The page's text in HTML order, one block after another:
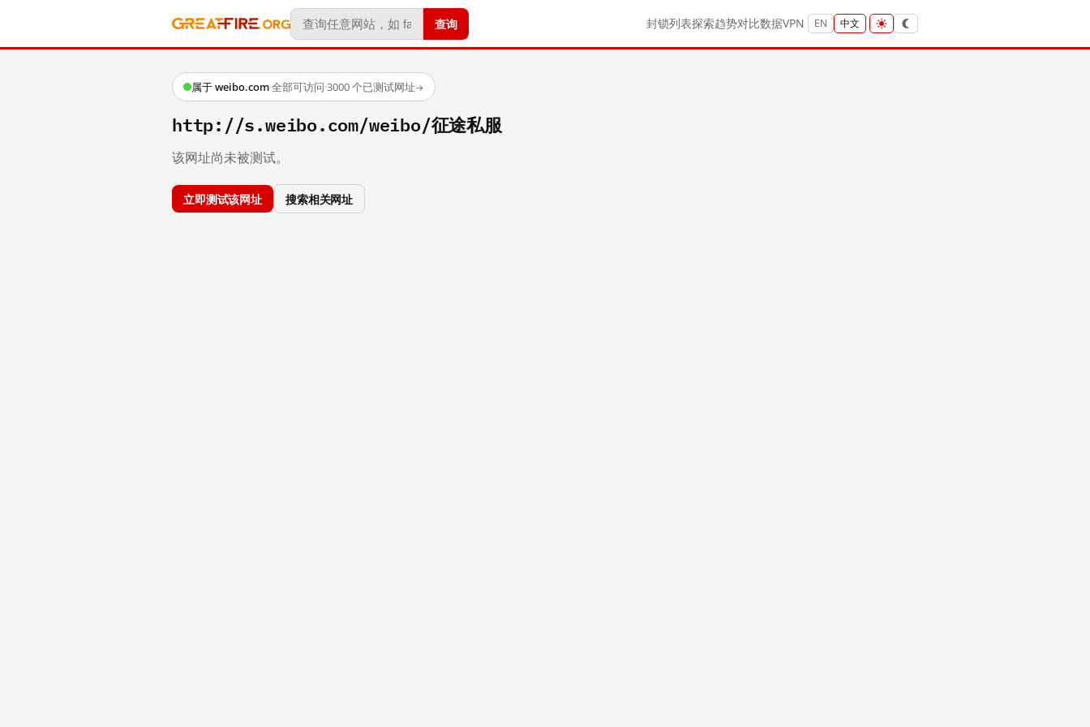
查询 封锁列表探索趋势对比数据VPN EN 中文
属于 weibo.com·全部可访问·3000 个已测试网址→
http://s.weibo.com/weibo/征途私服
该网址尚未被测试。
立即测试该网址 搜索相关网址